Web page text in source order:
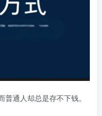
通人却总是存不下钱。